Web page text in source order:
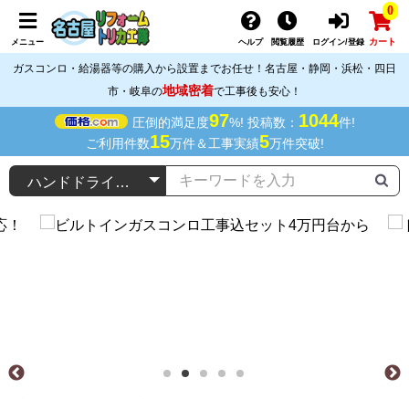
メニュー ヘルプ 閲覧履歴 ログイン/登録
0
カート
ガスコンロ・給湯器等の購入から設置までお任せ！名古屋・静岡・浜松・四日
市・岐阜の地域密着で工事後も安心！
圧倒的満足度97%! 投稿数： 1044件!
ご利用件数15万件＆工事実績5万件突破!